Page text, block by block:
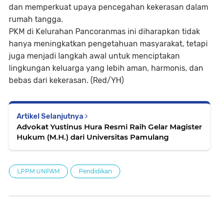
dan memperkuat upaya pencegahan kekerasan dalam
rumah tangga.
PKM di Kelurahan Pancoranmas ini diharapkan tidak
hanya meningkatkan pengetahuan masyarakat, tetapi
juga menjadi langkah awal untuk menciptakan
lingkungan keluarga yang lebih aman, harmonis, dan
bebas dari kekerasan. (Red/YH)
Artikel Selanjutnya
Advokat Yustinus Hura Resmi Raih Gelar Magister
Hukum (M.H.) dari Universitas Pamulang
LPPM UNPAM Pendidikan